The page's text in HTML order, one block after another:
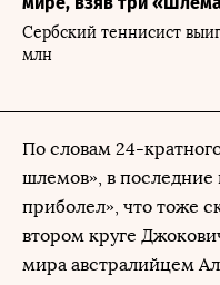
Сербский теннисист
млн
По словам 24-
шлемов», в последние
приболел», что тоже
втором круге
мира австралийцем